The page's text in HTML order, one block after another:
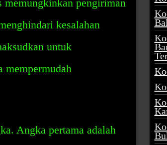
pengiriman
kesalahan
untuk
Angka pertama adalah